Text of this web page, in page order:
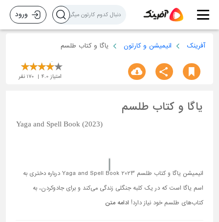
ورود
آفرینک انیمیشن و کارتون یاگا و کتاب طلسم
امتیاز 4.0
170 نفر
یاگا و کتاب طلسم
Yaga and Spell Book (2023)
انیمیشن یاگا و کتاب طلسم Yaga and Spell Book 2023 درباره دختری به
اسم یاگا است که در یک کلبه جنگلی زندگی می‌کند و برای جادوکردن، به
کتاب‌های طلسم خود نیاز دارد! ادامه متن